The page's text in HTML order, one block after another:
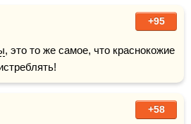
+95
, это то же самое, что краснокожие
+58